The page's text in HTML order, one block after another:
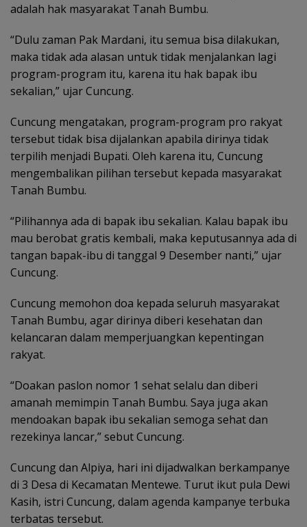
adalah hak masyarakat Tanah Bumbu.
“Dulu zaman Pak Mardani, itu semua bisa dilakukan,
maka tidak ada alasan untuk tidak menjalankan lagi
program-program itu, karena itu hak bapak ibu
sekalian,” ujar Cuncung.
Cuncung mengatakan, program-program pro rakyat
tersebut tidak bisa dijalankan apabila dirinya tidak
terpilih menjadi Bupati. Oleh karena itu, Cuncung
mengembalikan pilihan tersebut kepada masyarakat
Tanah Bumbu.
“Pilihannya ada di bapak ibu sekalian. Kalau bapak ibu
mau berobat gratis kembali, maka keputusannya ada di
tangan bapak-ibu di tanggal 9 Desember nanti,” ujar
Cuncung.
Cuncung memohon doa kepada seluruh masyarakat
Tanah Bumbu, agar dirinya diberi kesehatan dan
kelancaran dalam memperjuangkan kepentingan
rakyat.
“Doakan paslon nomor 1 sehat selalu dan diberi
amanah memimpin Tanah Bumbu. Saya juga akan
mendoakan bapak ibu sekalian semoga sehat dan
rezekinya lancar,” sebut Cuncung.
Cuncung dan Alpiya, hari ini dijadwalkan berkampanye
di 3 Desa di Kecamatan Mentewe. Turut ikut pula Dewi
Kasih, istri Cuncung, dalam agenda kampanye terbuka
terbatas tersebut.